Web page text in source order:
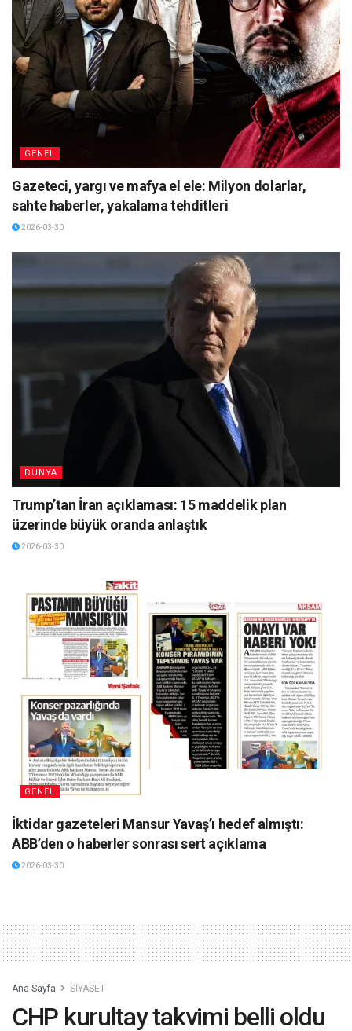
GENEL
Gazeteci, yargı ve mafya el ele: Milyon dolarlar,
sahte haberler, yakalama tehditleri
2026-03-30
DÜNYA
Trump’tan İran açıklaması: 15 maddelik plan
üzerinde büyük oranda anlaştık
2026-03-30
GENEL
İktidar gazeteleri Mansur Yavaş’ı hedef almıştı:
ABB’den o haberler sonrası sert açıklama
2026-03-30
Ana Sayfa SİYASET
CHP kurultay takvimi belli oldu